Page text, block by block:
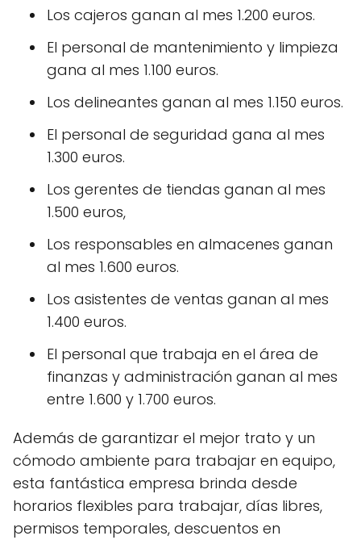
Los cajeros ganan al mes 1.200 euros.
El personal de mantenimiento y limpieza
gana al mes 1.100 euros.
Los delineantes ganan al mes 1.150 euros.
El personal de seguridad gana al mes
1.300 euros.
Los gerentes de tiendas ganan al mes
1.500 euros,
Los responsables en almacenes ganan
al mes 1.600 euros.
Los asistentes de ventas ganan al mes
1.400 euros.
El personal que trabaja en el área de
finanzas y administración ganan al mes
entre 1.600 y 1.700 euros.
Además de garantizar el mejor trato y un
cómodo ambiente para trabajar en equipo,
esta fantástica empresa brinda desde
horarios flexibles para trabajar, días libres,
permisos temporales, descuentos en